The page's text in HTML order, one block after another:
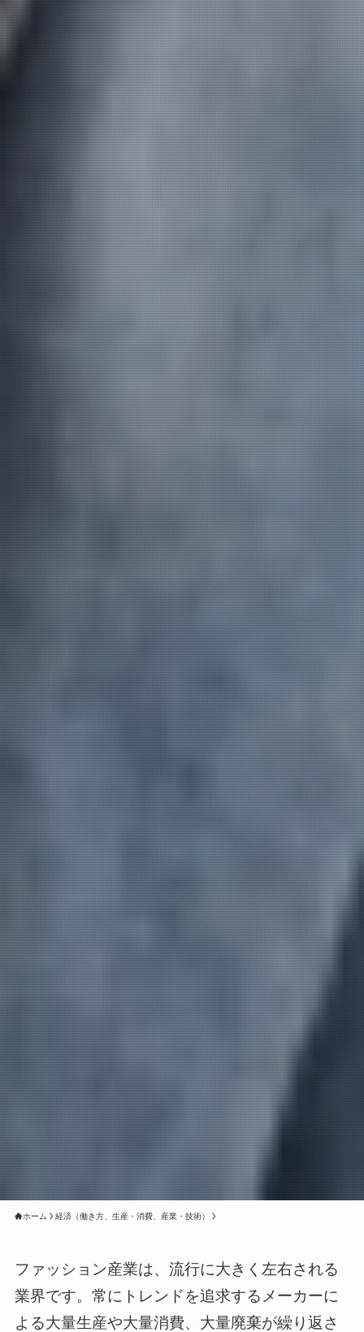
ホーム 経済（働き方、生産・消費、産業・技術）
ファッション産業は、流行に大きく左右される
業界です。常にトレンドを追求するメーカーに
よる大量生産や大量消費、大量廃棄が繰り返さ